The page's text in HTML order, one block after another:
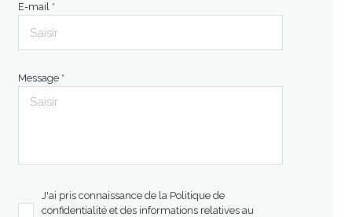
E-mail *
Message *
J'ai pris connaissance de la Politique de
confidentialité et des informations relatives au